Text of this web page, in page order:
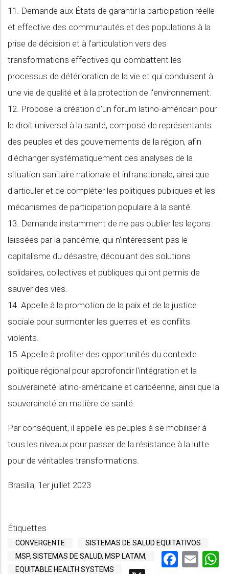
11. Demande aux États de garantir la participation réelle
et effective des communautés et des populations à la
prise de décision et à l'articulation vers des
transformations effectives qui combattent les
processus de détérioration de la vie et qui conduisent à
une vie de qualité et à la protection de l'environnement.
12. Propose la création d'un forum latino-américain pour
le droit universel à la santé, composé de représentants
des peuples et des gouvernements de la région, afin
d'échanger systématiquement des analyses de la
situation sanitaire nationale et infranationale, ainsi que
d'articuler et de compléter les politiques publiques et les
mécanismes de participation populaire à la santé.
13. Demande instamment de ne pas oublier les leçons
laissées par la pandémie, qui n'intéressent pas le
capitalisme du désastre, découlant des solutions
solidaires, collectives et publiques qui ont permis de
sauver des vies.
14. Appelle à la promotion de la paix et de la justice
sociale pour surmonter les guerres et les conflits
violents.
15. Appelle à profiter des opportunités du contexte
politique régional pour approfondir l'intégration et la
souveraineté latino-américaine et caribéenne, ainsi que la
souveraineté en matière de santé.
Par conséquent, il appelle les peuples à se mobiliser à
tous les niveaux pour passer de la résistance à la lutte
pour de véritables transformations.
Brasilia, 1er juillet 2023
Étiquettes
CONVERGENTE
SISTEMAS DE SALUD EQUITATIVOS
MSP, SISTEMAS DE SALUD, MSP LATAM,
EQUITABLE HEALTH SYSTEMS